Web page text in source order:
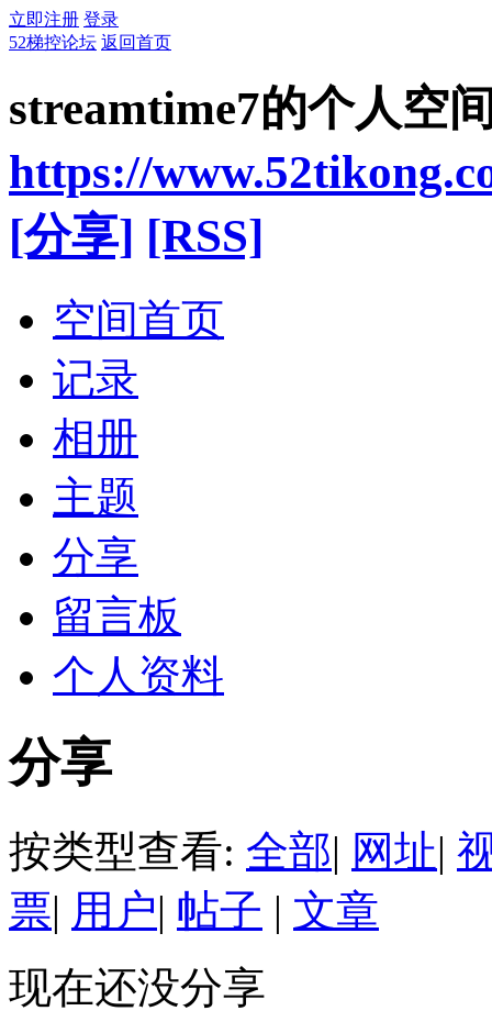
立即注册 登录
52梯控论坛 返回首页
streamtime7的个人空
https://
[分享] [RSS]
空间首页
记录
相册
主题
分享
留言板
个人资料
分享
按类型查看: 全部| 网址|
票| 用户| 帖子 | 文章
现在还没分享